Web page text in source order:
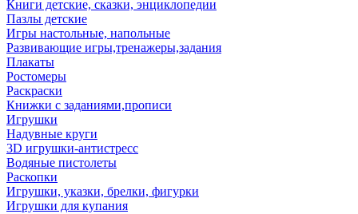
Книги детские, сказки, энциклопедии
Пазлы детские
Игры настольные, напольные
Развивающие игры,тренажеры,задания
Плакаты
Ростомеры
Раскраски
Книжки с заданиями,прописи
Игрушки
Надувные круги
3D игрушки-антистресс
Водяные пистолеты
Раскопки
Игрушки, указки, брелки, фигурки
Игрушки для купания